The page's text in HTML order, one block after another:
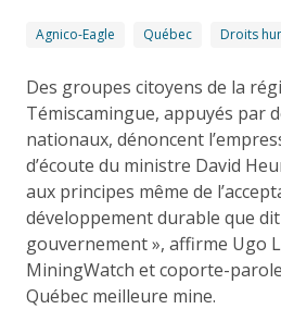
Agnico-Eagle Québec Droits
Des groupes citoyens de la
Témiscamingue, appuyés par
nationaux, dénoncent
d’écoute du ministre David
aux principes même de
développement durable que
gouvernement », affirme Ugo
MiningWatch et coporte-
Québec meilleure mine.